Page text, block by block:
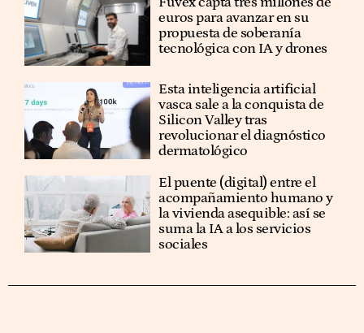
euros para avanzar en su
propuesta de soberanía
tecnológica con IA y drones
Esta inteligencia artificial
vasca sale a la conquista de
Silicon Valley tras
revolucionar el diagnóstico
dermatológico
El puente (digital) entre el
acompañamiento humano y
la vivienda asequible: así se
suma la IA a los servicios
sociales